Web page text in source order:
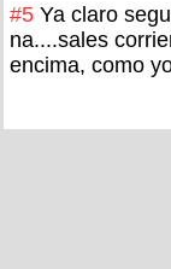
#5 Ya claro
na....sales
encima, como